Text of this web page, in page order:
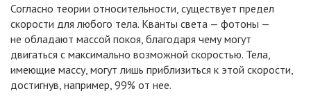
Согласно теории относительности, существует предел
скорости для любого тела. Кванты света — фотоны —
не обладают массой покоя, благодаря чему могут
двигаться с максимально возможной скоростью. Тела,
имеющие массу, могут лишь приблизиться к этой скорости,
достигнув, например, 99% от нее.